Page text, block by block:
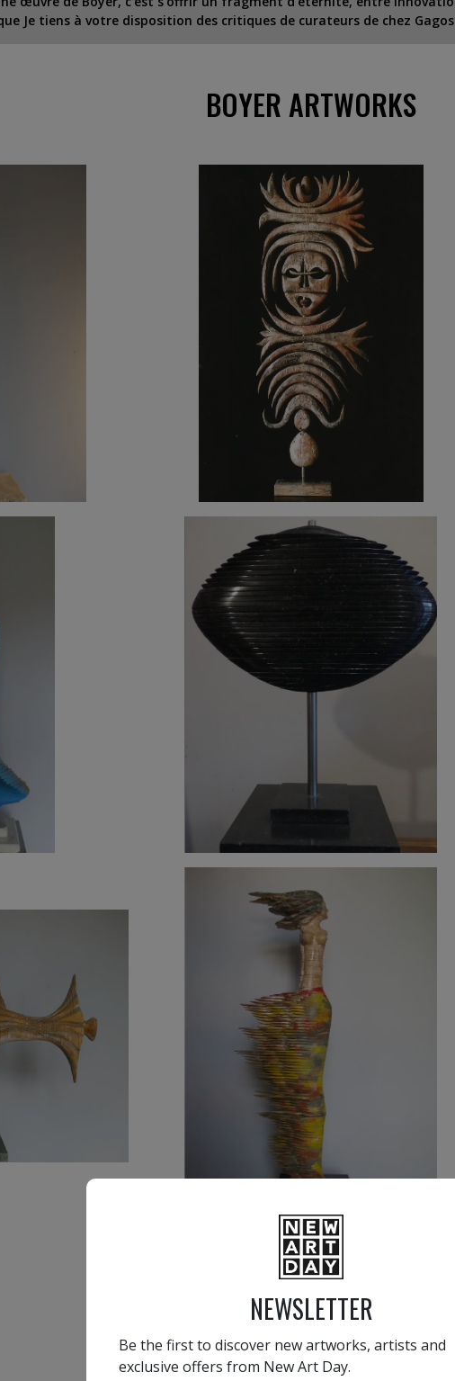
Je tiens à votre disposition des critiques de curateurs de chez
BOYER ARTWORKS
4 100€
5 300
3 4
BOYER LATEST NEWS
NEWSLETTER
Be the first to discover new artworks, artists and
exclusive offers from New Art Day.